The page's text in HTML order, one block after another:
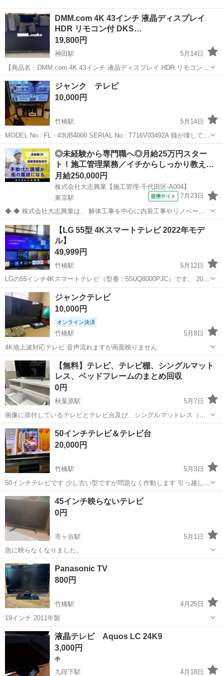
DMM.com 4K 43インチ 液晶ディスプレイ
HDR リモコン付 DKS…
19,800円
神田駅
5月14日
【商品名：DMM.com 4K 43インチ 液晶ディスプレイ HDR リモコン付
DKS-4K43DG4 通電確認済 】 ■ 商品詳細・スペック 【メーカー】
DMM 【型番】 DKS-4K43DG4 【仕様】 ...
東京 千代田区 神田駅 テレビ
ジャンク テレビ
10,000円
竹橋駅
5月14日
MODEL No.: FL - 43UB4000 SERIAL No.: T716V03492A 猫が壊して病
んでます。 次のテレビの軍資金作らせてください。 ご協力お願いしま
す。。。
東京 千代田区 竹橋駅 テレビ ジャンク
◎未経験から専門職へ◎月給25万円スター
ト！施工管理業務／イチからしっかり教え…
月給250,000円
株式会社大志興業【施工管理-千代田区-A004】
東京駅
提携サイト 7月23日
◆ ◆ 株式会社大志興業は、 解体工事を中心に内装工事やリノベーシ
ョン工事まで幅広く手掛ける総合建設企業です。 住宅・店舗・ビルな
ど多様な現場に対応し、解体から施工、廃棄物処理まで一貫して行っ
ています。 20代～40代の...
東京 千代田区 東京駅
【LG 55型 4Kスマートテレビ 2022年モデ
ル】
49,999円
竹橋駅
5月12日
LGの55インチ4Kスマートテレビ（型番：55UQ8000PJC）です。 2022
年モデルになります。 動作確認済みで問題なく使用できます。 中古品
のため細かい傷などがある可能性がありますが、目立つものではあり
ませ...
東京 千代田区 竹橋駅 テレビ
ジャンクテレビ
10,000円
オンライン決済
竹橋駅
5月8日
4K地上波対応テレビ 音声流れますが画面映りません
東京 千代田区 竹橋駅 テレビ ジャンク
【無料】テレビ、テレビ棚、シングルマット
レス、ベッドフレームのまとめ回収
0円
秋葉原駅
5月7日
画像に添付しているテレビとテレビ台及び、シングルマットレス（傷
汚れあり）・シングル用のベッドフレーム（傷汚れあり）を２つずつ
全て回収いただける方限定で、無料で出品いたします。 引っ越しの関
係で回収日は5月10日(日)16:...
東京 千代田区 テレビ シングル
50インチテレビ＆テレビ台
20,000円
竹橋駅
5月3日
50インチテレビです 少し古い型ですが問題なく作動します 引っ越しで
新しいのを買うので出品します テレビ台とセットでどうぞ 5月末まで
の出品とさせて頂きますので、お早めにご連絡ください
東京 千代田区 竹橋駅 テレビ 50インチ
45インチ映らないテレビ
0円
市ヶ谷駅
5月1日
急に映らなくなりました。
東京 千代田区 市ヶ谷駅
Panasonic TV
800円
竹橋駅
4月25日
19インチ 2011年製
東京 千代田区
液晶テレビ Aquos LC 24K9
3,000円
九段下駅 4月18日